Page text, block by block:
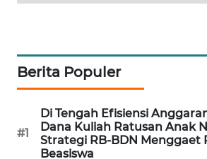
Berita Populer
#1
Di Tengah Efisiensi
Dana Kuliah Ratusan Anak
Strategi RB-BDN Menggaet
Beasiswa
MEDAN
METRO
JAKARTA
NEWS
KRT
NEWS